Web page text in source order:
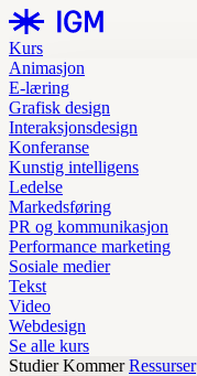
Kurs
Animasjon
E-læring
Grafisk design
Interaksjonsdesign
Konferanse
Kunstig intelligens
Ledelse
Markedsføring
PR og kommunikasjon
Performance marketing
Sosiale medier
Tekst
Video
Webdesign
Se alle kurs
StudierKommer Ressurser